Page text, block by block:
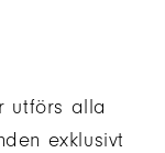
utförs alla
exklusivt